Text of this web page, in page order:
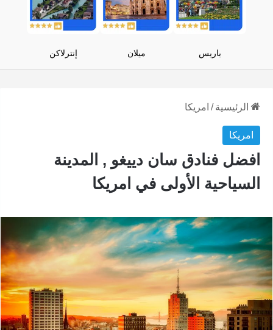
باريس ميلان إنترلاكن
الرئيسية / امريكا
امريكا
افضل فنادق سان دييغو , المدينة
السياحية الأولى في امريكا